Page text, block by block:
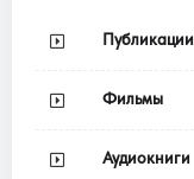
Публикации
Фильмы
Аудиокниги